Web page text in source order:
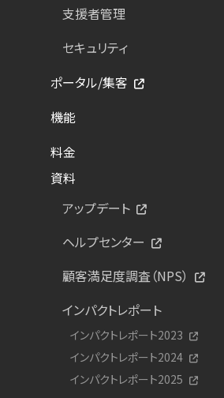
支援者管理
セキュリティ
ポータル/集客
機能
料金
資料
アップデート
ヘルプセンター
顧客満足度調査（NPS）
インパクトレポート
インパクトレポート2023
インパクトレポート2024
インパクトレポート2025